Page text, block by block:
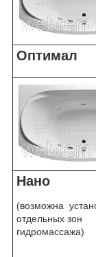
Оптимал
Нано
(возможна
отдельных зон
гидромассажа)